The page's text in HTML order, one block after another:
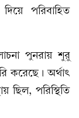
পরিবাহিত
পুনরায় শুরু
করেছে। অর্থাৎ
ছিল, পরিস্থিতি